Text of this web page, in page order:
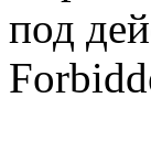
под